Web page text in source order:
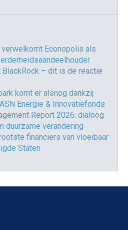
Econopolis als
– dit is de reactie
komt er alsnog dankzij
Energie & Innovatiefonds
Report 2026: dialoog
duurzame verandering
financiers van vloeibaar
Staten